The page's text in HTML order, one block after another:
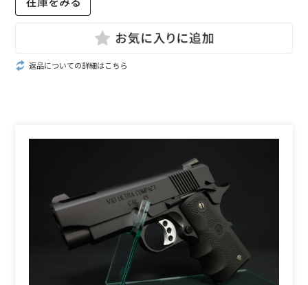
返品についての詳細はこちら